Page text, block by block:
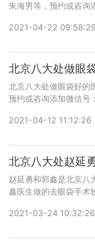
朱海男等，预约或咨
2021-04-22 09:58:29
北京八大处做眼
北京八大处做眼袋好的
预约或咨询添加微信
2021-04-12 11:12:26
北京八大处赵延
赵延勇和郭鑫是北京八
鑫医生做的去眼袋手术
口碑和案例。
2021-03-24 10:32:26